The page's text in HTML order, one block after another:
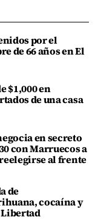
por el
de 66 años en El
$1,000 en
de una casa
en secreto
con Marruecos a
al frente
de
cocaína y